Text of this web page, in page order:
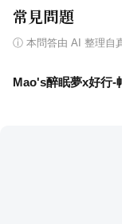
常見問題
ⓘ 本問答由 AI 整理自
Mao's醉眠夢x好行-